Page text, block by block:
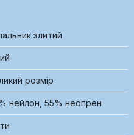
злитий
розмір
нейлон, 55% неопрен